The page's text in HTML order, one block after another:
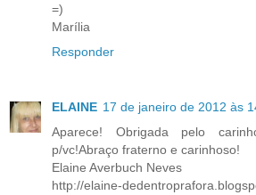
=)
Marília
Responder
ELAINE 17 de janeiro de 2012 às
Aparece! Obrigada pelo
p/vc!Abraço fraterno e carinhoso!
Elaine Averbuch Neves
http://elaine-